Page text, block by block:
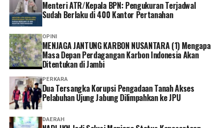
semangat yang terasa sepanjang sesi tersebut.
Menteri ATR/Kepala BPN: Pengukuran Terjadwal
Sudah Berlaku di 400 Kantor Pertanahan
OPINI
MENJAGA JANTUNG KARBON NUSANTARA (1) Mengapa
Masa Depan Perdagangan Karbon Indonesia Akan
Ditentukan di Jambi
PERKARA
Dua Tersangka Korupsi Pengadaan Tanah Akses
Pelabuhan Ujung Jabung Dilimpahkan ke JPU
DAERAH